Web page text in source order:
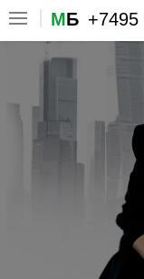
МБ +7495